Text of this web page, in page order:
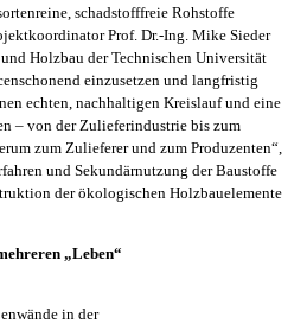
schadstofffreie Rohstoffe
Prof. Dr.-Ing. Mike Sieder
Holzbau der Technischen Universität
einzusetzen und langfristig
echten, nachhaltigen Kreislauf und eine
– von der Zulieferindustrie bis zum
zum Zulieferer und zum Produzenten“,
und Sekundärnutzung der Baustoffe
der ökologischen Holzbauelemente
„Leben“
in der